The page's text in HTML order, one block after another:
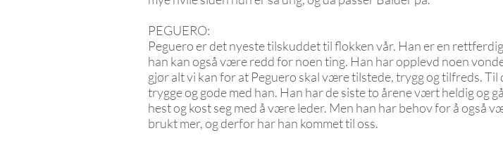
PEGUERO:
Peguero er det nyeste tilskuddet til flokken vår. Han er en
han kan også være redd for noen ting. Han har opplevd noen
gjør alt vi kan for at Peguero skal være tilstede, trygg og tilfreds.
trygge og gode med han. Han har de siste to årene vært heldig og
hest og kost seg med å være leder. Men han har behov for å også
brukt mer, og derfor har han kommet til oss.